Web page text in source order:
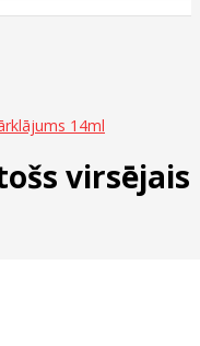
14ml
virsējais